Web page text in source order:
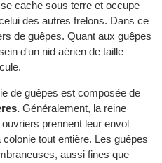
cache sous terre et occupe
des autres frelons. Dans ce
de guêpes. Quant aux guêpes
d'un nid aérien de taille
de guêpes est composée de
Généralement, la reine
prennent leur envol
tout entière. Les guêpes
aussi fines que